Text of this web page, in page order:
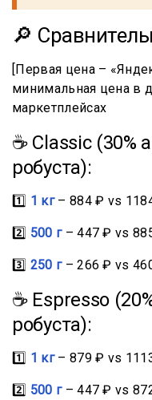
🔎
[Первая цена –
минимальная цена в
маркетплейсах
☕ Classic (30%
робуста):
1️⃣ 1 кг– 884 ₽ vs
2️⃣ 500 г– 447 ₽ vs
3️⃣ 250 г– 266 ₽ vs
☕ Espresso
робуста):
1️⃣ 1 кг– 879 ₽ vs
2️⃣ 500 г– 447 ₽ vs